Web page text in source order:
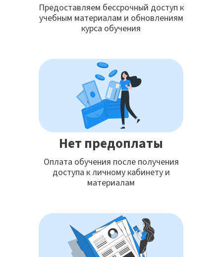
Предоставляем бессрочный доступ к
учебным материалам и обновлениям
курса обучения
Нет предоплаты
Оплата обучения после получения
доступа к личному кабинету и
материалам